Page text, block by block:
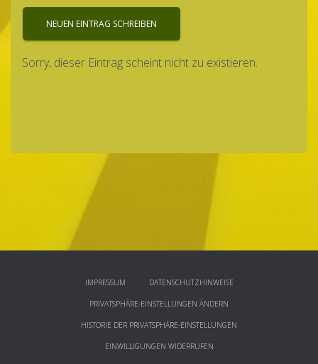
Sorry, die­ser Ein­trag scheint nicht zu existieren.
IMPRESSUM DATENSCHUTZHINWEISE
PRIVATSPHÄRE-EINSTELLUNGEN ÄNDERN
HISTORIE DER PRIVATSPHÄRE-EINSTELLUNGEN
EINWILLIGUNGEN WIDERRUFEN